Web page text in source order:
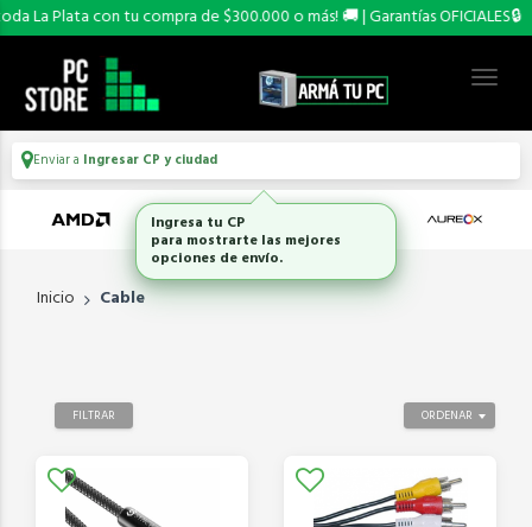
Plata con tu compra de $300.000 o más! 🚚 | Garantías OFICIALES🔒
Enviar a Ingresar CP y ciudad
Inicio Cable
ORDENAR
FILTRAR